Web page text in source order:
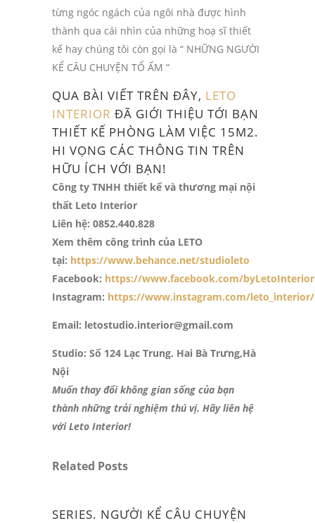
từng ngóc ngách của ngôi nhà được hình
thành qua cái nhìn của những hoạ sĩ thiết
kế hay chúng tôi còn gọi là “ NHỮNG NGƯỜI
KỂ CÂU CHUYỆN TỔ ẤM “
QUA BÀI VIẾT TRÊN ĐÂY, LETO
INTERIOR ĐÃ GIỚI THIỆU TỚI BẠN
THIẾT KẾ PHÒNG LÀM VIỆC 15M2.
HI VỌNG CÁC THÔNG TIN TRÊN
HỮU ÍCH VỚI BẠN!
Công ty TNHH thiết kế và thương mại nội
thất Leto Interior
Liên hệ: 0852.440.828
Xem thêm công trình của LETO
tại: https://www.behance.net/studioleto
Facebook: https://www.facebook.com/byLetoInterior
Instagram: https://www.instagram.com/leto_interior/
Email: letostudio.interior@gmail.com
Studio: Số 124 Lạc Trung. Hai Bà Trưng,Hà
Nội
Muốn thay đổi không gian sống của bạn
thành những trải nghiệm thú vị. Hãy liên hệ
với Leto Interior!
Related Posts
SERIES. NGƯỜI KỂ CÂU CHUYỆN